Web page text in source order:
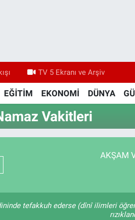
TV 5 Ekranı ve Arşiv
EĞİTİM EKONOMİ DÜNYA
Vakitleri
AKŞAM
tefakkuh ederse (dînî ilimleri